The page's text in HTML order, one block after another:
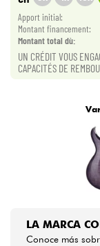
HiFi
Bundle
Apport initial:
Montant financement:
Montant total dù:
UN CRÉDIT VOUS
CAPACITÉS DE
LA MARCA
Conoce más